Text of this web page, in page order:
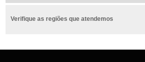
Verifique as regiões que atendemos